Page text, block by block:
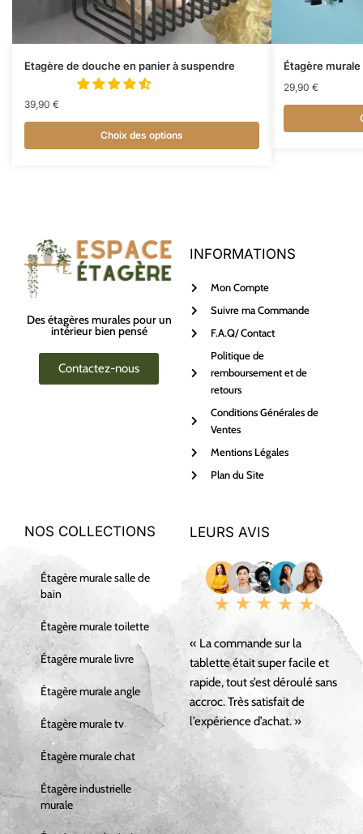
Etagère de douche en panier à suspendre
39,90 €
Choix des options
Étagère
29,90 €
Des étagères murales pour un
intérieur bien pensé
Contactez-nous
INFORMATIONS
Mon Compte
Suivre ma Commande
F.A.Q/ Contact
Politique de
remboursement et de
retours
Conditions Générales de
Ventes
Mentions Légales
Plan du Site
NOS COLLECTIONS
Étagère murale salle de
bain
Étagère murale toilette
Étagère murale livre
Étagère murale angle
Étagère murale tv
Étagère murale chat
Étagère industrielle
murale
LEURS AVIS
« La commande sur la
tablette était super facile et
rapide, tout s’est déroulé sans
accroc. Très satisfait de
l’expérience d’achat. »